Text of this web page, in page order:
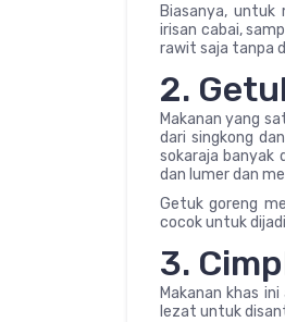
Biasanya, untuk
irisan cabai,
rawit saja tanpa
2.
Makanan yang
dari singkong
sokaraja banyak
dan lumer dan
Getuk goreng
cocok untuk
3.
Makanan khas
lezat untuk